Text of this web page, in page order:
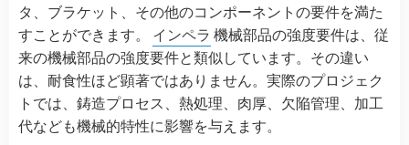
タ、ブラケット、その他のコンポーネントの要件を満た
すことができます。
インペラ 機械部品の強度要件は、従
来の機械部品の強度要件と類似しています。その違い
は、耐食性ほど顕著ではありません。実際のプロジェク
トでは、鋳造プロセス、熱処理、肉厚、欠陥管理、加工
代なども機械的特性に影響を与えます。